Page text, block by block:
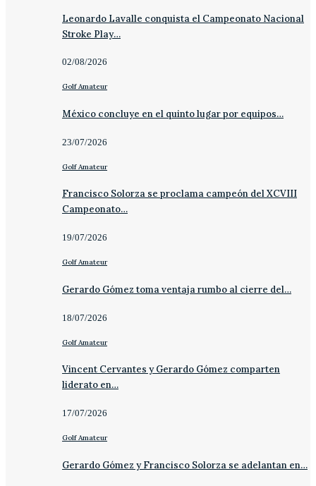
Leonardo Lavalle conquista el Campeonato Nacional
Stroke Play…
02/08/2026
Golf Amateur
México concluye en el quinto lugar por equipos…
23/07/2026
Golf Amateur
Francisco Solorza se proclama campeón del XCVIII
Campeonato…
19/07/2026
Golf Amateur
Gerardo Gómez toma ventaja rumbo al cierre del…
18/07/2026
Golf Amateur
Vincent Cervantes y Gerardo Gómez comparten
liderato en…
17/07/2026
Golf Amateur
Gerardo Gómez y Francisco Solorza se adelantan en…